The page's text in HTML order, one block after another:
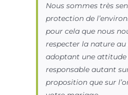
Nous sommes très
protection de
pour cela que nous
respecter la nature
adoptant une attitude
responsable autant
proposition que sur